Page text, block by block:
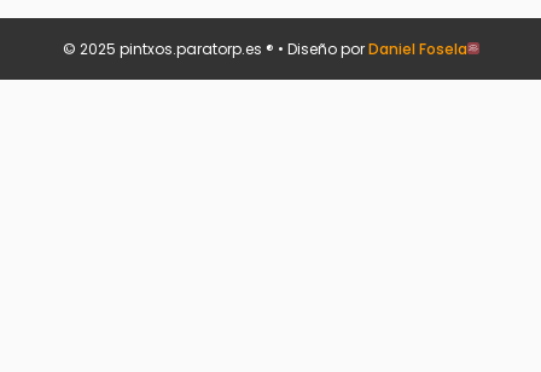
© 2025 pintxos.paratorp.es ® • Diseño porDaniel Fosela